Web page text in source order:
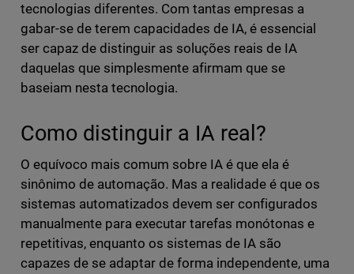
tecnologias diferentes. Com tantas empresas a
gabar-se de terem capacidades de IA, é essencial
ser capaz de distinguir as soluções reais de IA
daquelas que simplesmente afirmam que se
baseiam nesta tecnologia.
Como distinguir a IA real?
O equívoco mais comum sobre IA é que ela é
sinônimo de automação. Mas a realidade é que os
sistemas automatizados devem ser configurados
manualmente para executar tarefas monótonas e
repetitivas, enquanto os sistemas de IA são
capazes de se adaptar de forma independente, uma